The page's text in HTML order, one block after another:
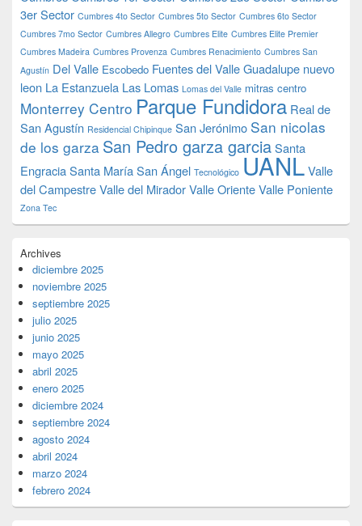
3er Sector Cumbres 4to Sector Cumbres 5to Sector Cumbres 6to Sector
Cumbres 7mo Sector Cumbres Allegro Cumbres Elite Cumbres Elite Premier
Cumbres Madeira Cumbres Provenza Cumbres Renacimiento Cumbres San
Agustín Del Valle Escobedo Fuentes del ValleGuadalupe nuevo
leon La Estanzuela Las Lomas Lomas del Valle mitras centro
Monterrey Centro Parque Fundidora Real de
San Agustín Residencial Chipinque San Jerónimo San nicolas
de los garza San Pedro garza garciaSanta
EngraciaSanta MaríaSan Ángel Tecnológico UANLValle
del CampestreValle del MiradorValle OrienteValle Poniente
Zona Tec
Archives
diciembre 2025
noviembre 2025
septiembre 2025
julio 2025
junio 2025
mayo 2025
abril 2025
enero 2025
diciembre 2024
septiembre 2024
agosto 2024
abril 2024
marzo 2024
febrero 2024